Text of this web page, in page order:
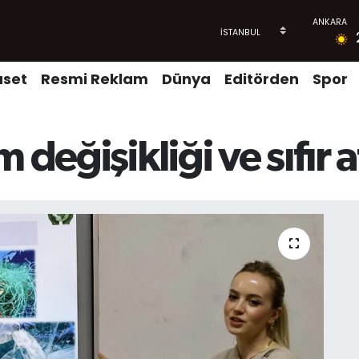
Resmi Reklam Dünya Editörden Spor
değişikliği ve sıfır